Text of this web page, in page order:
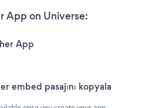
App on Universe:
App
embed pasajını kopyala